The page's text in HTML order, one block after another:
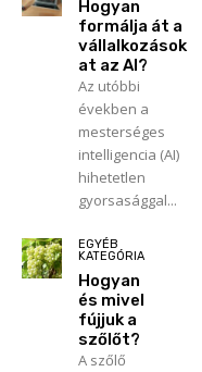
Hogyan
formálja át a
vállalkozások
at az AI?
Az utóbbi
években a
mesterséges
intelligencia (AI)
hihetetlen
gyorsasággal...
EGYÉB
KATEGÓRIA
Hogyan
és mivel
fújjuk a
szőlőt?
A szőlő